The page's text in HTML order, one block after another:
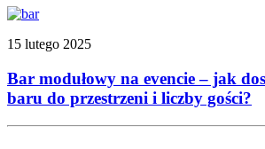
15 lutego 2025
Bar modułowy na evencie – jak
baru do przestrzeni i liczby gości?